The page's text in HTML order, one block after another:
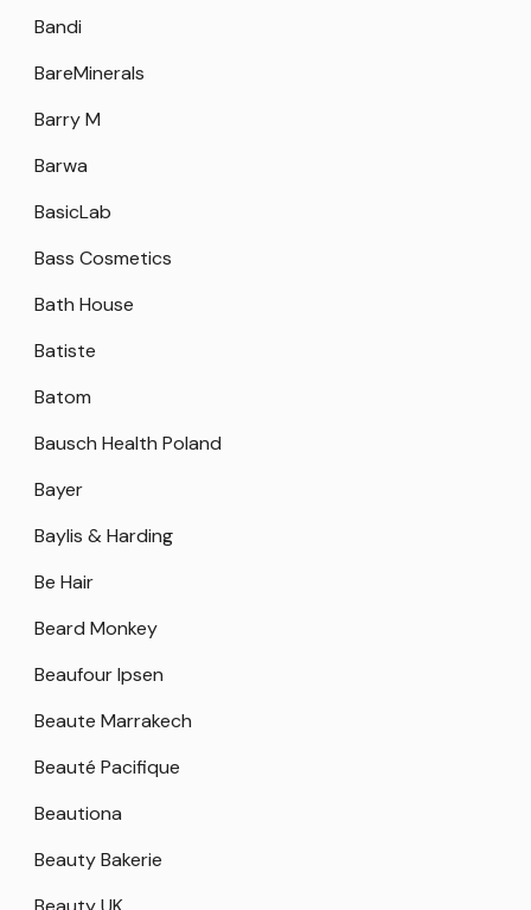
Bandi
BareMinerals
Barry M
Barwa
BasicLab
Bass Cosmetics
Bath House
Batiste
Batom
Bausch Health Poland
Bayer
Baylis & Harding
Be Hair
Beard Monkey
Beaufour Ipsen
Beaute Marrakech
Beauté Pacifique
Beautiona
Beauty Bakerie